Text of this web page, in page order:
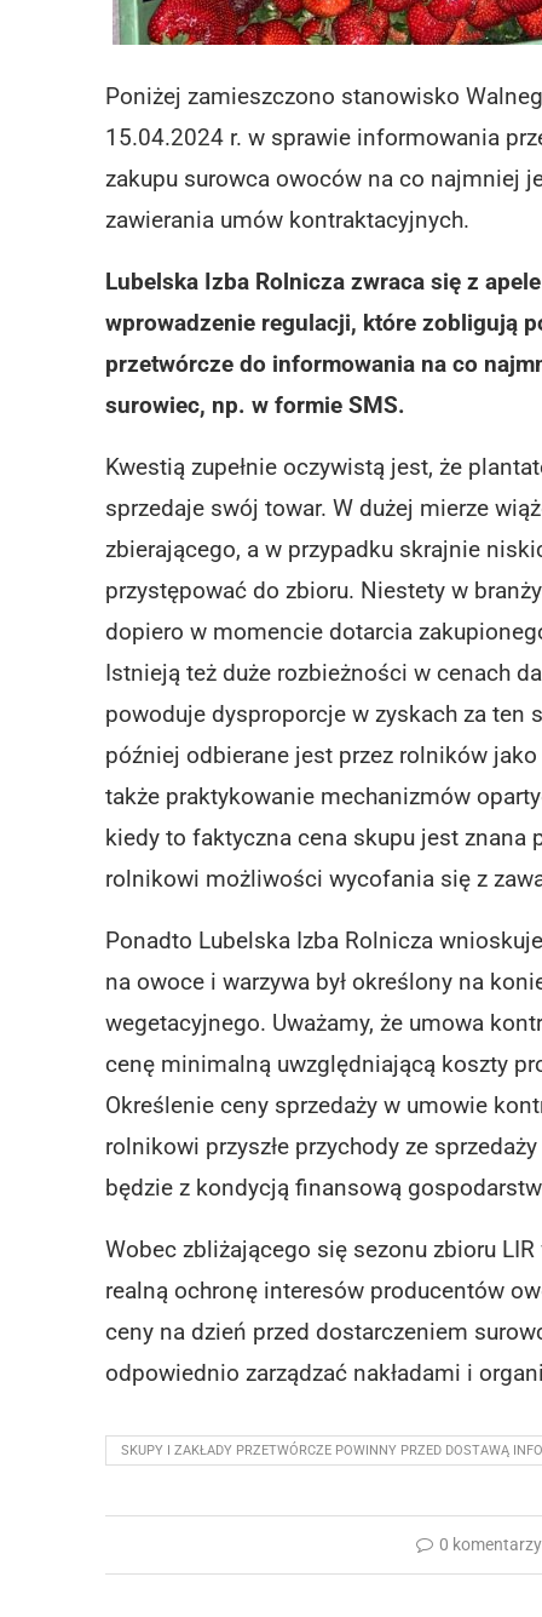
Poniżej zamieszczono stanowisko
15.04.2024 r. w sprawie informowania
zakupu surowca owoców na co najmniej
zawierania umów kontraktacyjnych.
Lubelska Izba Rolnicza zwraca się z
wprowadzenie regulacji, które zobligują
przetwórcze do informowania na co
surowiec, np. w formie SMS.
Kwestią zupełnie oczywistą jest, że
sprzedaje swój towar. W dużej mierze
zbierającego, a w przypadku skrajnie
przystępować do zbioru. Niestety w
dopiero w momencie dotarcia
Istnieją też duże rozbieżności w cenach
powoduje dysproporcje w zyskach za ten
później odbierane jest przez rolników
także praktykowanie mechanizmów
kiedy to faktyczna cena skupu jest
rolnikowi możliwości wycofania się z
Ponadto Lubelska Izba Rolnicza
na owoce i warzywa był określony na
wegetacyjnego. Uważamy, że umowa
cenę minimalną uwzględniającą koszty
Określenie ceny sprzedaży w umowie
rolnikowi przyszłe przychody ze
będzie z kondycją finansową
Wobec zbliżającego się sezonu zbioru
realną ochronę interesów producentów
ceny na dzień przed dostarczeniem
odpowiednio zarządzać nakładami i
SKUPY I ZAKŁADY PRZETWÓRCZE POWINNY PRZED DOSTAWĄ
0 komentarzy